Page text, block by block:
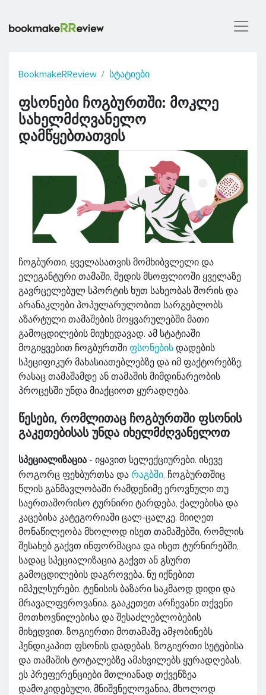
BookmakeRReview სტატიები
ფსონები ჩოგბურთში: მოკლე
სახელმძღვანელო
დამწყებთათვის
ჩოგბურთი, ყველასათვის მომხიბვლელი და
ელეგანტური თამაში, შედის მსოფლიოში ყველაზე
გავრცელებულ სპორტის ხუთ სახეობას შორის და
არანაკლები პოპულარულობით სარგებლობს
აზარტული თამაშების მოყვარულებში მათი
გამოცდილების მიუხედავად. ამ სტატიაში
მოგიყვებით ჩოგბურთში ფსონების დადების
სპეციფიკურ მახასიათებლებზე და იმ ფაქტორებზე,
რასაც თამაშამდე ან თამაშის მიმდინარეობის
პროცესში უნდა მიაქციოთ ყურადღება.
წესები, რომლითაც ჩოგბურთში ფსონის
გაკეთებისას უნდა იხელმძღვანელოთ
სპეციალიზაცია - იყავით სელექციურები. ისევე
როგორც ფეხბურთსა და რაგბში, ჩოგბურთშიც
წლის განმავლობაში რამდენიმე ეროვნული თუ
საერთაშორისო ტურნირი ტარდება, ქალებისა და
კაცებისა კატეგორიაში ცალ-ცალკე. მიიღეთ
მონაწილეობა მხოლოდ ისეთ თამაშებში, რომლის
შესახებ გაქვთ ინფორმაცია და ისეთ ტურნირებში,
სადაც სპეციალიზაცია გაქვთ ან გსურთ
გამოცდილების დაგროვება. ნუ იქნებით
იმპულსურები. ტენისის ბაზარი საკმაოდ დიდი და
მრავალფეროვანია. გააკეთეთ არჩევანი თქვენი
მოთხოვნილებისა და შესაძლებლობების
მიხედვით. ზოგიერთი მოთამაშე ამჯობინებს
ჰენდიკაპით ფსონის დადებას, ზოგიერთი სეტებისა
და თამაშის ტოტალებზე ამახვილებს ყურადღებას.
ეს პრეფერენციები მთლიანად თქვენზეა
დამოკიდებული, მნიშვნელოვანია, მხოლოდ